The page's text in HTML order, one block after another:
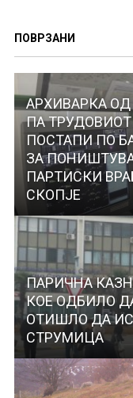
ПОВРЗАНИ
АРХИВАРКА
ПА
ПОСТАПИ ПО
ЗА
ПАРТИСКИ
СКОПЈЕ
ПАРИЧНА
КОЕ ОДБИЛО
ОТИШЛО ДА
СТРУМИЦА